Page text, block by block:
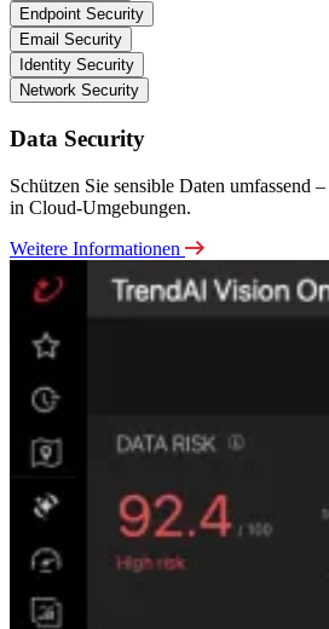
Endpoint Security
Email Security
Identity Security
Network Security
Data Security
Schützen Sie sensible Daten umfassend
in Cloud-Umgebungen.
Weitere Informationen